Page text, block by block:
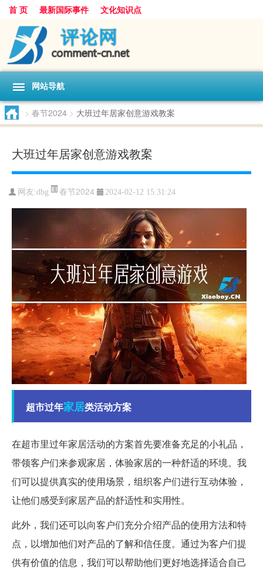
首 页 最新国际事件 文化知识点
网站导航
> 春节2024 > 大班过年居家创意游戏教案
大班过年居家创意游戏教案
网友:dbg 春节2024 2024-02-12 15:31:24
超市过年家居类活动方案
在超市里过年家居活动的方案首先要准备充足的小礼品，
带领客户们来参观家居，体验家居的一种舒适的环境。我
们可以提供真实的使用场景，组织客户们进行互动体验，
让他们感受到家居产品的舒适性和实用性。
此外，我们还可以向客户们充分介绍产品的使用方法和特
点，以增加他们对产品的了解和信任度。通过为客户们提
供有价值的信息，我们可以帮助他们更好地选择适合自己